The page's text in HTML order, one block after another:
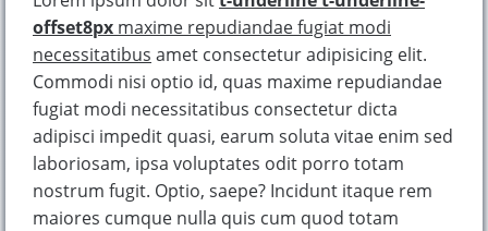
offset8px maxime repudiandae fugiat modi
necessitatibus amet consectetur adipisicing elit.
Commodi nisi optio id, quas maxime repudiandae
fugiat modi necessitatibus consectetur dicta
adipisci impedit quasi, earum soluta vitae enim sed
laboriosam, ipsa voluptates odit porro totam
nostrum fugit. Optio, saepe? Incidunt itaque rem
maiores cumque nulla quis cum quod totam